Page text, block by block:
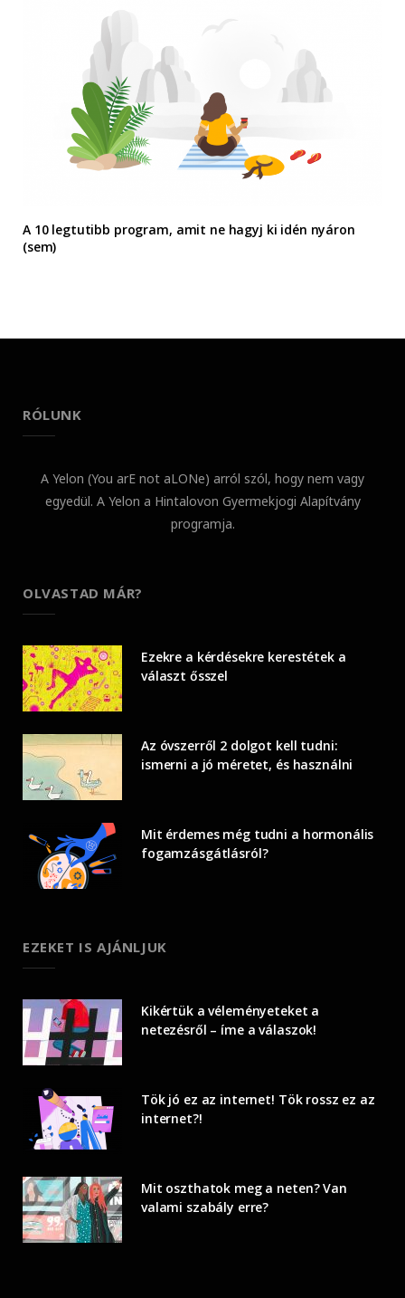
A 10 legtutibb program, amit ne hagyj ki idén nyáron
(sem)
RÓLUNK
A Yelon (You arE not aLONe) arról szól, hogy nem vagy
egyedül. A Yelon a Hintalovon Gyermekjogi Alapítvány
programja.
OLVASTAD MÁR?
Ezekre a kérdésekre kerestétek a
választ ősszel
Az óvszerről 2 dolgot kell tudni:
ismerni a jó méretet, és használni
Mit érdemes még tudni a hormonális
fogamzásgátlásról?
EZEKET IS AJÁNLJUK
Kikértük a véleményeteket a
netezésről – íme a válaszok!
Tök jó ez az internet! Tök rossz ez az
internet?!
Mit oszthatok meg a neten? Van
valami szabály erre?